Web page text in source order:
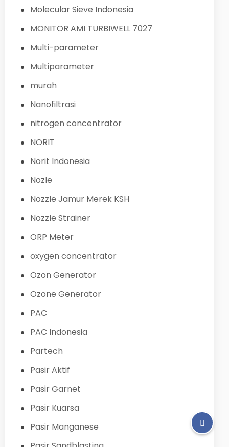
Molecular Sieve Indonesia
MONITOR AMI TURBIWELL 7027
Multi-parameter
Multiparameter
murah
Nanofiltrasi
nitrogen concentrator
NORIT
Norit Indonesia
Nozle
Nozzle Jamur Merek KSH
Nozzle Strainer
ORP Meter
oxygen concentrator
Ozon Generator
Ozone Generator
PAC
PAC Indonesia
Partech
Pasir Aktif
Pasir Garnet
Pasir Kuarsa
Pasir Manganese